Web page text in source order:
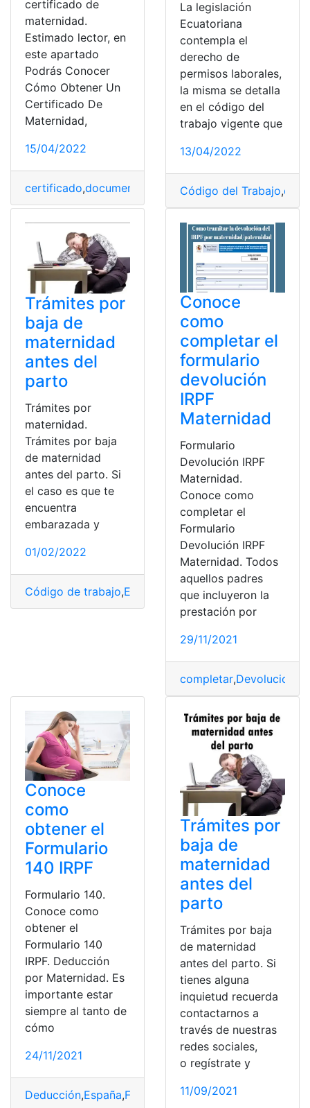
certificado de
maternidad.
Estimado lector, en
este apartado
Podrás Conocer
Cómo Obtener Un
Certificado De
Maternidad,
15/04/2022
certificado,documento España,Maternidad,trabajar
La legislación
Ecuatoriana
contempla el
derecho de
permisos laborales,
la misma se detalla
en el código del
trabajo vigente que
13/04/2022
Código del Trabajo,
Trámites por
baja de
maternidad
antes del
parto
Trámites por
maternidad.
Trámites por baja
de maternidad
antes del parto. Si
el caso es que te
encuentra
embarazada y
01/02/2022
Código de trabajo,Embarazadas,Familias,guía para
Conoce
como
completar el
formulario
devolución
IRPF
Maternidad
Formulario
Devolución IRPF
Maternidad.
Conoce como
completar el
Formulario
Devolución IRPF
Maternidad. Todos
aquellos padres
que incluyeron la
prestación por
29/11/2021
completar,Devoluciones
Conoce
como
obtener el
Formulario
140 IRPF
Formulario 140.
Conoce como
obtener el
Formulario 140
IRPF. Deducción
por Maternidad. Es
importante estar
siempre al tanto de
cómo
24/11/2021
Deducción,España,Formulario 140,IRPF,Maternidad
Trámites por
baja de
maternidad
antes del
parto
Trámites por baja
de maternidad
antes del parto. Si
tienes alguna
inquietud recuerda
contactarnos a
través de nuestras
redes sociales,
o regístrate y
11/09/2021